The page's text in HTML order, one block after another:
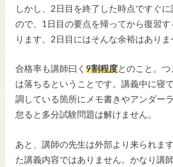
しかし、2日目を終了した時点ですぐ
ので、1日目の要点を帰ってから復習
ります。2日目にはそんな余裕はありま
合格率も講師曰く9割程度とのこと。
は落ちるということです。講義中に寝
調している箇所にメモ書きやアンダー
怠ると多分試験問題は解けません。
あと、講師の先生は外部より来られま
た講義内容ではありません。かなり講